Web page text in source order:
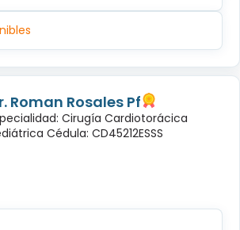
Roman Rosales Pf
Cirugía Cardiotorácica
Cédula: CD45212ESSS